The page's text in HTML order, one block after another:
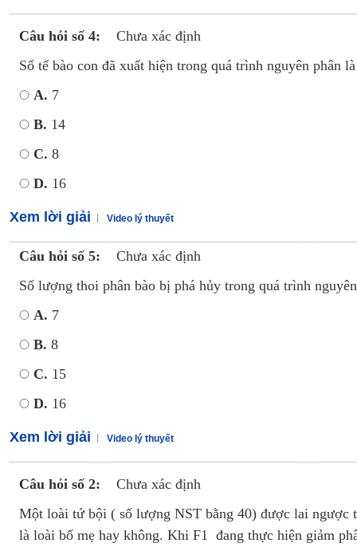
Câu hỏi số 4:
Chưa xác định
Số tế bào con đã xuất hiện trong quá trình nguyên phân
A. 7
B. 14
C. 8
D. 16
Xem lời giải Video lý thuyết
Câu hỏi số 5:
Chưa xác định
Số lượng thoi phân bào bị phá hủy trong quá trình
A. 7
B. 8
C. 15
D. 16
Xem lời giải Video lý thuyết
Câu hỏi số 2:
Chưa xác định
Một loài tứ bội ( số lượng NST bằng 40) được lai
là loài bố mẹ hay không. Khi F1 đang thực hiện giảm